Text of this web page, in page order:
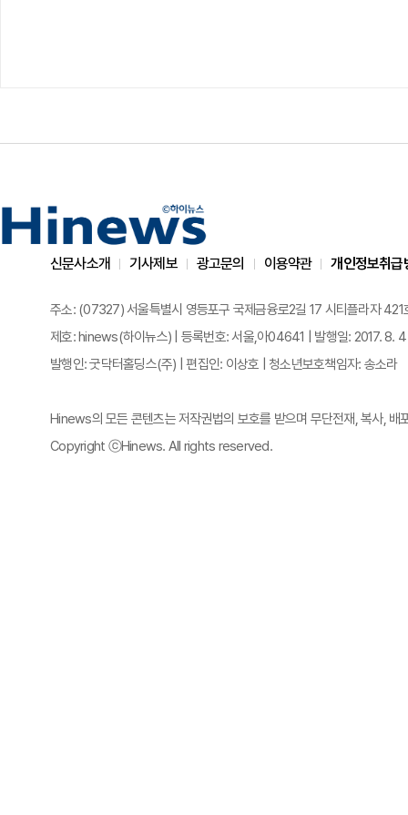
신문사소개 기사제보 광고문의 이용약관 개인정보취급
주소: (07327) 서울특별시 영등포구 국제금융로2길 17 시티플라자
제호: hinews(하이뉴스) | 등록번호: 서울,아04641 | 발행일: 2017. 8. 4
발행인: 굿닥터홀딩스(주) | 편집인: 이상호 | 청소년보호책임자: 송소라
Hinews의 모든 콘텐츠는 저작권법의 보호를 받으며 무단전재, 복사, 배
Copyright ⓒHinews. All rights reserved.